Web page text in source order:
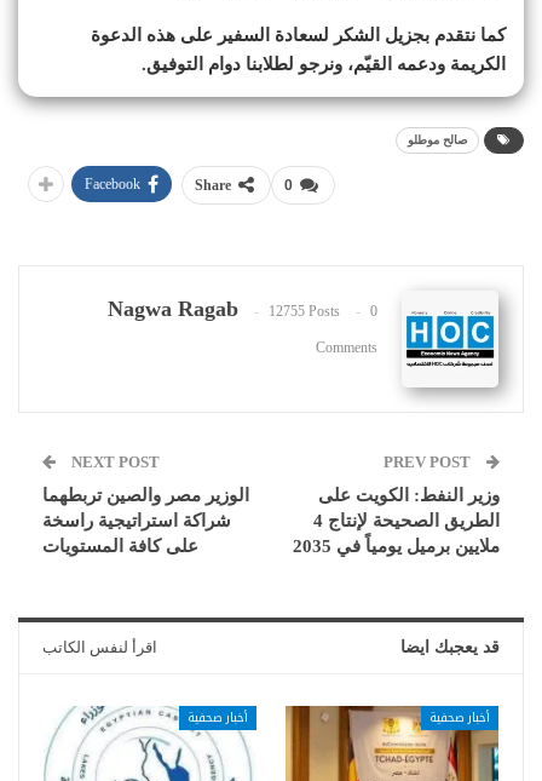
كما نتقدم بجزيل الشكر لسعادة السفير على هذه الدعوة
الكريمة ودعمه القيّم، ونرجو لطلابنا دوام التوفيق.
صالح موطلو
0
Share
Facebook
Nagwa Ragab 12755 Posts 0
Comments
وزير النفط: الكويت على
الطريق الصحيحة لإنتاج 4
ملايين برميل يومياً في 2035
NEXT POST
الوزير مصر والصين تربطهما
شراكة استراتيجية راسخة
على كافة المستويات
قد يعجبك ايضا اقرأ لنفس الكاتب
أخبار صحفية أخبار صحفية